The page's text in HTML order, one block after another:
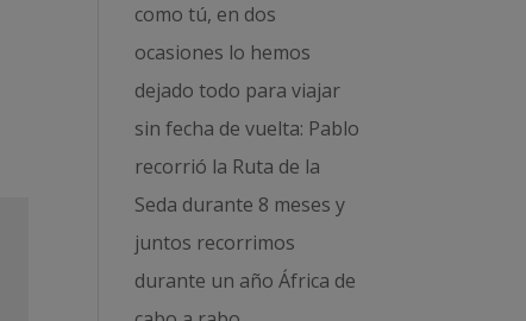
como tú, en dos
ocasiones lo hemos
dejado todo para viajar
sin fecha de vuelta: Pablo
recorrió la Ruta de la
Seda durante 8 meses y
juntos recorrimos
durante un añoÁfrica de